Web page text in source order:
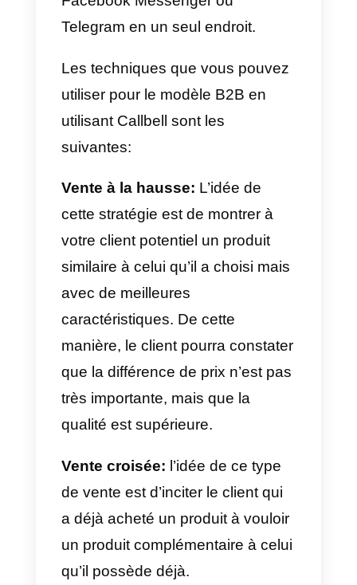
dernières années, de plus en
d’entreprises souhaitent
leurs clients plus directement par
le biais d’applications de
Direct ou WhatsApp Business.
Dans le cas du modèle B2B,
nous disposons des
techniques suivantes:
a) Vente consultative:
parler aux clients potentiels pour
détecter leurs besoins et ainsi
proposer le meilleur service ou
produit.
b) Connaître son client:il s’agit
de réaliser une enquête ou un